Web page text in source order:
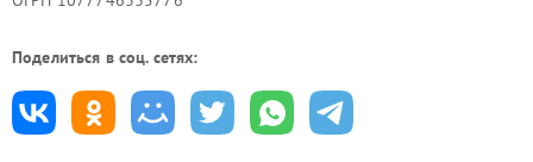
Поделиться в соц. сетях: